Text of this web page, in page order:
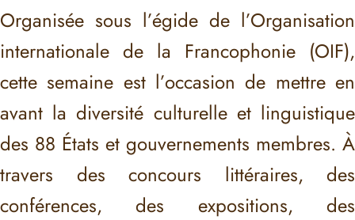
Organisée sous l’égide de l’Organisation
internationale de la Francophonie (OIF),
cette semaine est l’occasion de mettre en
avant la diversité culturelle et linguistique
des 88 États et gouvernements membres. À
travers des concours littéraires, des
conférences, des expositions, des